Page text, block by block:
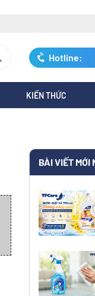
Hotline:
KIẾN THỨC
BÀI VIẾT MỚI